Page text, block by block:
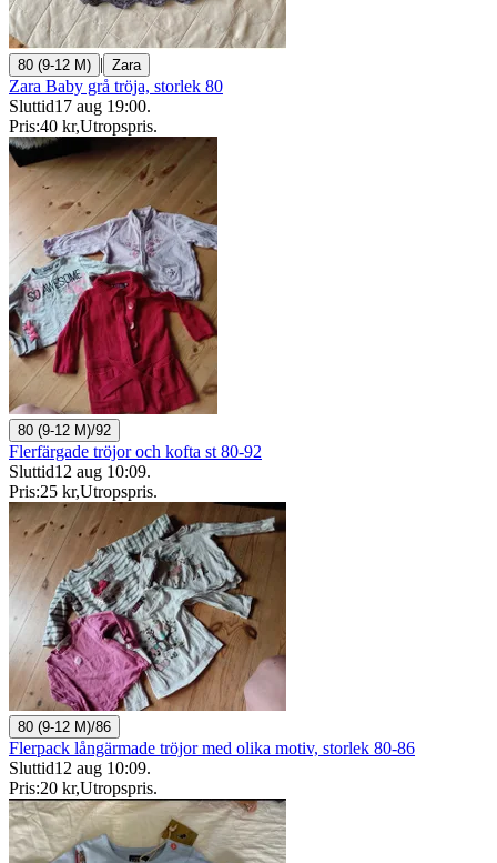
80 (9-12 M) | Zara
Zara Baby grå tröja, storlek 80
Sluttid17 aug 19:00.
Pris:40 kr,Utropspris.
80 (9-12 M)/92
Flerfärgade tröjor och kofta st 80-92
Sluttid12 aug 10:09.
Pris:25 kr,Utropspris.
80 (9-12 M)/86
Flerpack långärmade tröjor med olika motiv, storlek 80-86
Sluttid12 aug 10:09.
Pris:20 kr,Utropspris.